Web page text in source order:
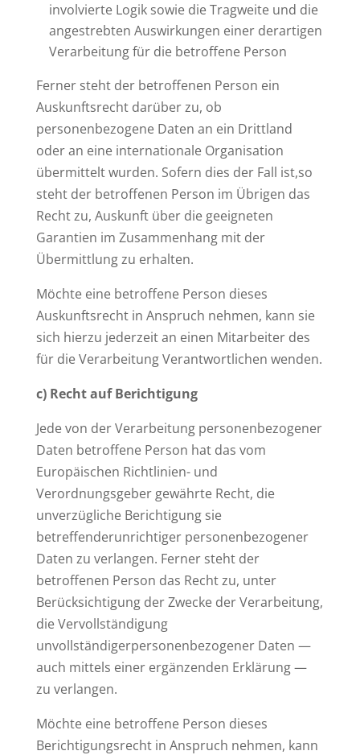
involvierte Logik sowie die Tragweite und die
angestrebten Auswirkungen einer derartigen
Verarbeitung für die betroffene Person
Ferner steht der betroffenen Person ein
Auskunftsrecht darüber zu, ob
personenbezogene Daten an ein Drittland
oder an eine internationale Organisation
übermittelt wurden. Sofern dies der Fall ist,so
steht der betroffenen Person im Übrigen das
Recht zu, Auskunft über die geeigneten
Garantien im Zusammenhang mit der
Übermittlung zu erhalten.
Möchte eine betroffene Person dieses
Auskunftsrecht in Anspruch nehmen, kann sie
sich hierzu jederzeit an einen Mitarbeiter des
für die Verarbeitung Verantwortlichen wenden.
c) Recht auf Berichtigung
Jede von der Verarbeitung personenbezogener
Daten betroffene Person hat das vom
Europäischen Richtlinien- und
Verordnungsgeber gewährte Recht, die
unverzügliche Berichtigung sie
betreffenderunrichtiger personenbezogener
Daten zu verlangen. Ferner steht der
betroffenen Person das Recht zu, unter
Berücksichtigung der Zwecke der Verarbeitung,
die Vervollständigung
unvollständigerpersonenbezogener Daten —
auch mittels einer ergänzenden Erklärung —
zu verlangen.
Möchte eine betroffene Person dieses
Berichtigungsrecht in Anspruch nehmen, kann